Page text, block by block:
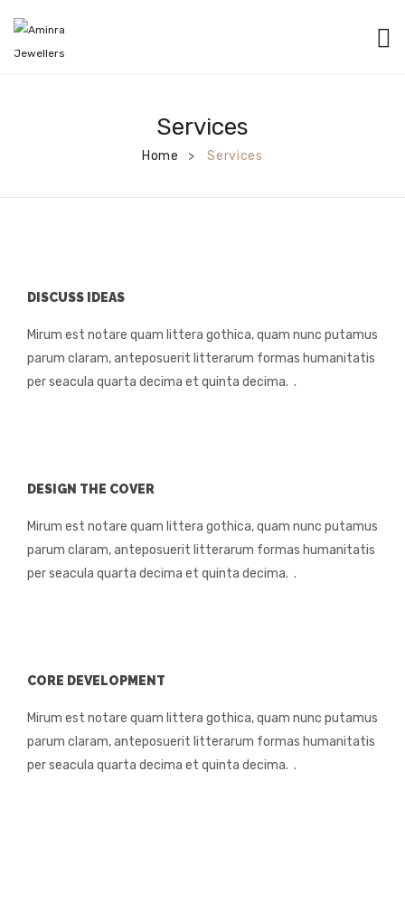
CATEGORIES
BANGLES
RINGS
CONTACT US
Services
Home > Services
DISCUSS IDEAS
Mirum est notare quam littera gothica, quam nunc putamus
parum claram, anteposuerit litterarum formas humanitatis
per seacula quarta decima et quinta decima. .
DESIGN THE COVER
Mirum est notare quam littera gothica, quam nunc putamus
parum claram, anteposuerit litterarum formas humanitatis
per seacula quarta decima et quinta decima. .
CORE DEVELOPMENT
Mirum est notare quam littera gothica, quam nunc putamus
parum claram, anteposuerit litterarum formas humanitatis
per seacula quarta decima et quinta decima. .